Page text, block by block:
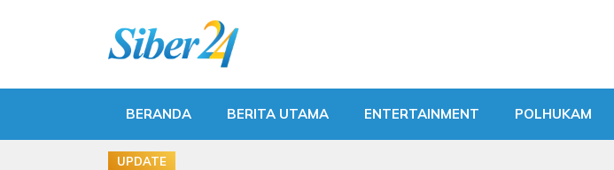
BERANDA BERITA UTAMA ENTERTAINMENT POLHUKAM
UPDATE